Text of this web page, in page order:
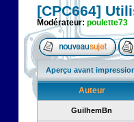
[CPC664]
Modérateur: poulette73
Aperçu avant
Auteur
GuilhemBn